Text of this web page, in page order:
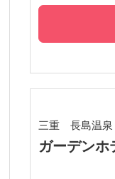
三重 長島温泉
ガーデンホ